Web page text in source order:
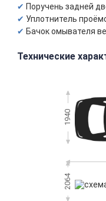
Поручень задней
Уплотнитель
Бачок омывателя
Технические
1940
2064